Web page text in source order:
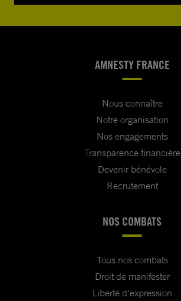
AMNESTY FRANCE
Nous connaître
Notre organisation
Nos engagements
Transparence financière
Devenir bénévole
Recrutement
NOS COMBATS
Tous nos combats
Droit de manifester
Liberté d'expression